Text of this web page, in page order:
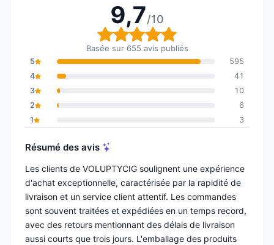
9,7/10
Note globale : 9,7 sur
Basée sur 655 avis publiés
5
595
4
41
3
10
2
6
1
3
Résumé des avis
Les clients de VOLUPTYCIG soulignent une expérience
d'achat exceptionnelle, caractérisée par la rapidité de
livraison et un service client attentif. Les commandes
sont souvent traitées et expédiées en un temps record,
avec des retours mentionnant des délais de livraison
aussi courts que trois jours. L'emballage des produits